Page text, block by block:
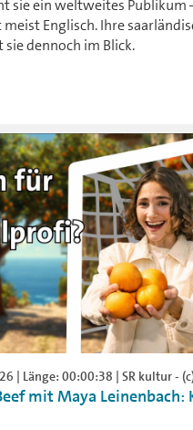
sie ein weltweites Publikum
Englisch. Ihre
dennoch im Blick.
| Länge: 00:00:38 | SR kultur -
mit Maya Leinenbach: